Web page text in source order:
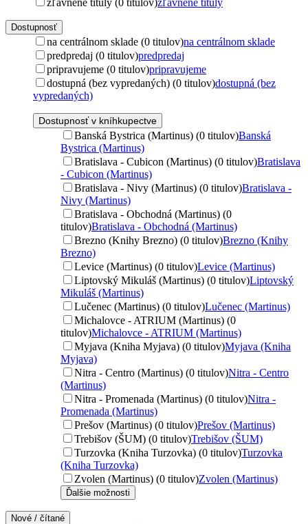
zľavnené tituly (0 titulov)zľavnené tituly
Dostupnosť
na centrálnom sklade (0 titulov)na centrálnom sklade
predpredaj (0 titulov)predpredaj
pripravujeme (0 titulov)pripravujeme
dostupná (bez vypredaných) (0 titulov)dostupná (bez
vypredaných)
Dostupnosť v kníhkupectve
Banská Bystrica (Martinus) (0 titulov)Banská
Bystrica (Martinus)
Bratislava - Cubicon (Martinus) (0 titulov)Bratislava
- Cubicon (Martinus)
Bratislava - Nivy (Martinus) (0 titulov)Bratislava -
Nivy (Martinus)
Bratislava - Obchodná (Martinus) (0
titulov)Bratislava - Obchodná (Martinus)
Brezno (Knihy Brezno) (0 titulov)Brezno (Knihy
Brezno)
Levice (Martinus) (0 titulov)Levice (Martinus)
Liptovský Mikuláš (Martinus) (0 titulov)Liptovský
Mikuláš (Martinus)
Lučenec (Martinus) (0 titulov)Lučenec (Martinus)
Michalovce - ATRIUM (Martinus) (0
titulov)Michalovce - ATRIUM (Martinus)
Myjava (Kniha Myjava) (0 titulov)Myjava (Kniha
Myjava)
Nitra - Centro (Martinus) (0 titulov)Nitra - Centro
(Martinus)
Nitra - Promenada (Martinus) (0 titulov)Nitra -
Promenada (Martinus)
Prešov (Martinus) (0 titulov)Prešov (Martinus)
Trebišov (ŠUM) (0 titulov)Trebišov (ŠUM)
Turzovka (Kniha Turzovka) (0 titulov)Turzovka
(Kniha Turzovka)
Zvolen (Martinus) (0 titulov)Zvolen (Martinus)
Ďalšie možnosti
Nové / čítané